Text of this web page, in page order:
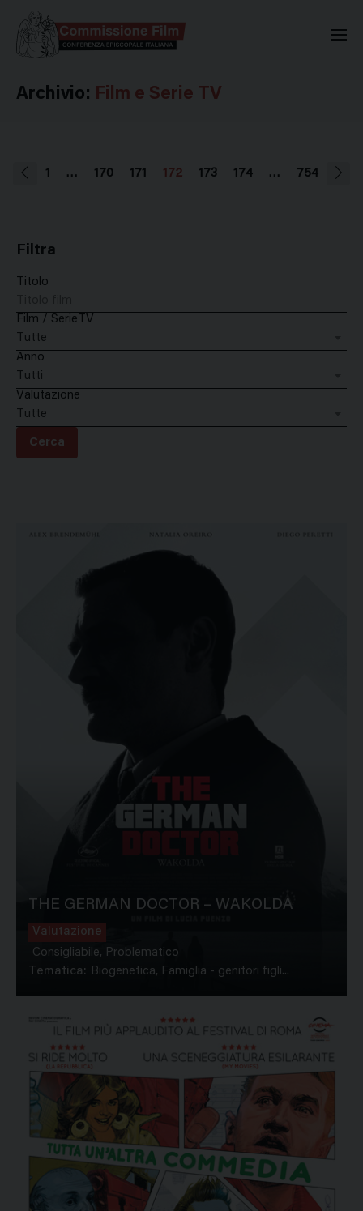
Archivio: Film e Serie TV
1 … 170 171 172 173 174 … 754
Filtra
Titolo
Film / SerieTV
Tutte
Anno
Tutti
Valutazione
Tutte
Cerca
THE GERMAN DOCTOR – WAKOLDA
Valutazione
Consigliabile, Problematico
Tematica:
Biogenetica, Famiglia - genitori figli...